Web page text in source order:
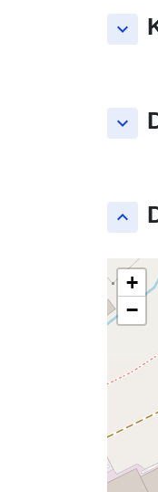
keyboard_arrow_down
keyboard_arrow_down
keyboard_arrow_up
+
−